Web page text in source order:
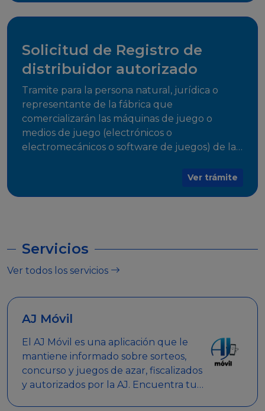
Solicitud de Registro de
distribuidor autorizado
Tramite para la persona natural, jurídica o
representante de la fábrica que
comercializarán las máquinas de juego o
medios de juego (electrónicos o
electromecánicos o software de juegos) de las
Ver trámite
Servicios
Ver todos los servicios
AJ Móvil
El AJ Móvil es una aplicación que le
mantiene informado sobre sorteos,
concurso y juegos de azar, fiscalizados
y autorizados por la AJ. Encuentra tus